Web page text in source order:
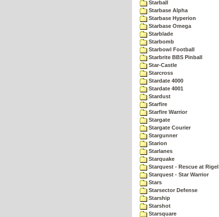
Starball
Starbase Alpha
Starbase Hyperion
Starbase Omega
Starblade
Starbomb
Starbowl Football
Starbrite BBS Pinball
Star-Castle
Starcross
Stardate 4000
Stardate 4001
Stardust
Starfire
Starfire Warrior
Stargate
Stargate Courier
Stargunner
Starion
Starlanes
Starquake
Starquest - Rescue at Rigel
Starquest - Star Warrior
Stars
Starsector Defense
Starship
Starshot
Starsquare